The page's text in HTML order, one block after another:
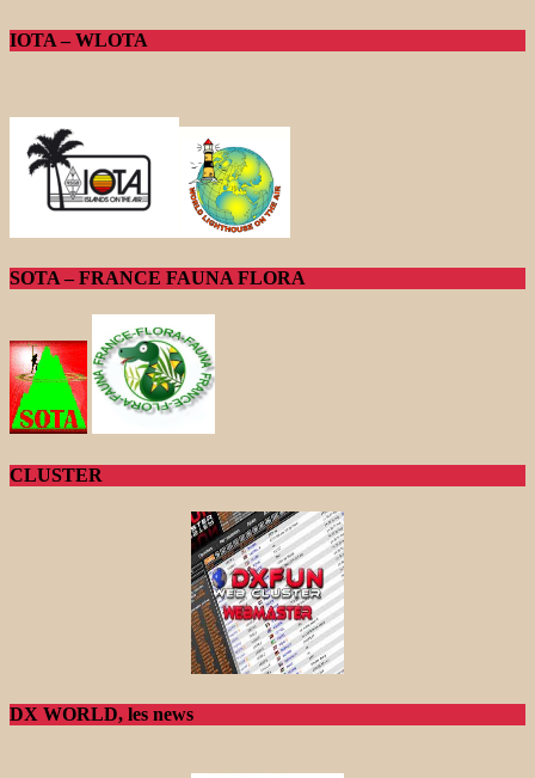
IOTA – WLOTA
SOTA – FRANCE FAUNA FLORA
CLUSTER
DX WORLD, les news